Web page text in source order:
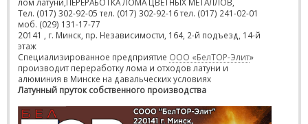
Тел. (017) 302-92-05 тел. (017) 302-92-16 тел. (017) 241-02-01
моб. (029) 131-17-77
20141 , г. Минск, пр. Независимости, 164, 2-й подъезд, 14-й
этаж
Специализированное предприятие ООО «БелТОР-Элит»
производит переработку лома и отходов латуни и
алюминия в Минске на давальческих условиях
Латунный пруток собственного производства